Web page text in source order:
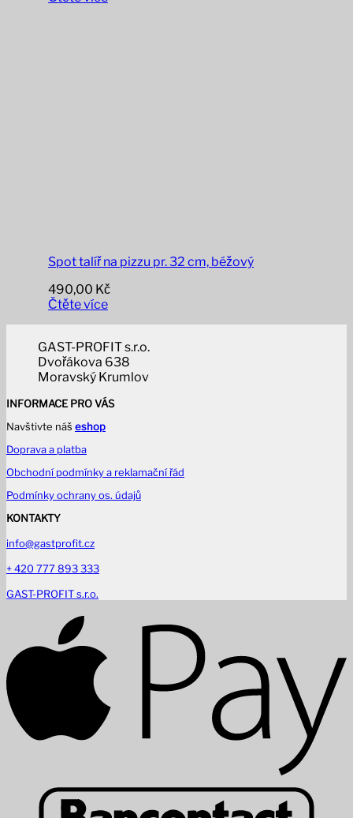
Spot talíř na pizzu pr. 32 cm, béžový
490,00 Kč
Čtěte více
GAST-PROFIT s.r.o.
Dvořákova 638
Moravský Krumlov
INFORMACE PRO VÁS
Navštivte náš eshop
Doprava a platba
Obchodní podmínky a reklamační řád
Podmínky ochrany os. údajů
KONTAKTY
info@gastprofit.cz
+ 420 777 893 333
GAST-PROFIT s.r.o.